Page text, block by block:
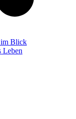
im Blick
Leben